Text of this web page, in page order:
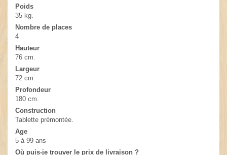
Poids
35 kg.
Nombre de places
4
Hauteur
76 cm.
Largeur
72 cm.
Profondeur
180 cm.
Construction
Tablette prémontée.
Age
5 à 99 ans
Où puis-je trouver le prix de livraison ?